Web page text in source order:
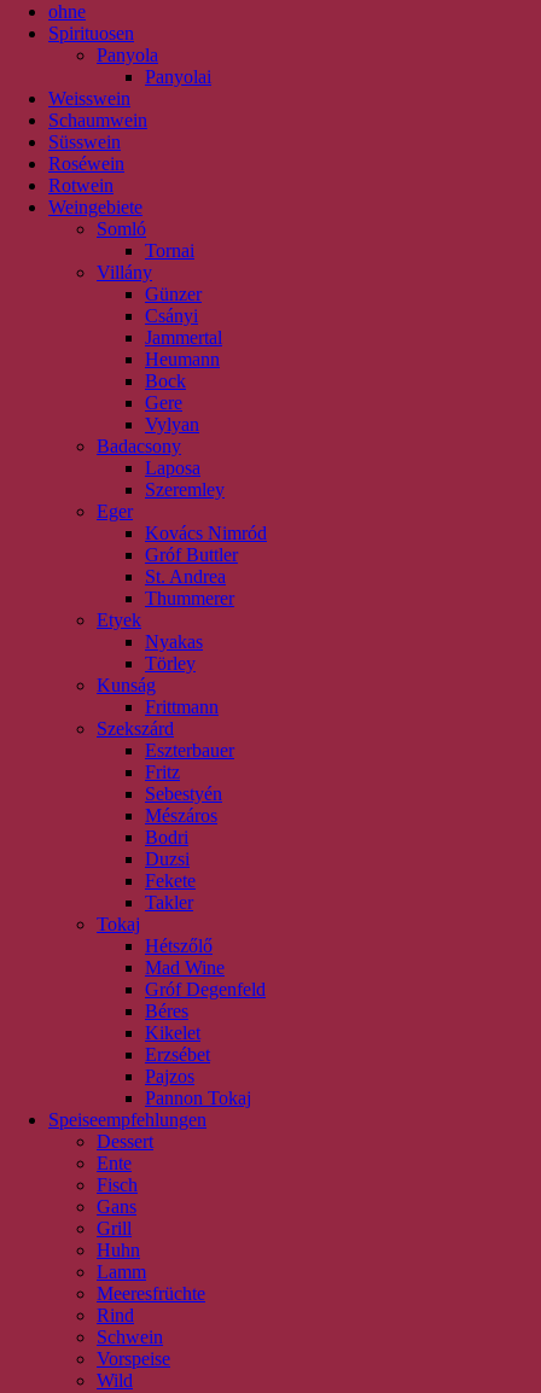
ohne
Spirituosen
Panyola
Panyolai
Weisswein
Schaumwein
Süsswein
Roséwein
Rotwein
Weingebiete
Somló
Tornai
Villány
Günzer
Csányi
Jammertal
Heumann
Bock
Gere
Vylyan
Badacsony
Laposa
Szeremley
Eger
Kovács Nimród
Gróf Buttler
St. Andrea
Thummerer
Etyek
Nyakas
Törley
Kunság
Frittmann
Szekszárd
Eszterbauer
Fritz
Sebestyén
Mészáros
Bodri
Duzsi
Fekete
Takler
Tokaj
Hétszőlő
Mad Wine
Gróf Degenfeld
Béres
Kikelet
Erzsébet
Pajzos
Pannon Tokaj
Speiseempfehlungen
Dessert
Ente
Fisch
Gans
Grill
Huhn
Lamm
Meeresfrüchte
Rind
Schwein
Vorspeise
Wild